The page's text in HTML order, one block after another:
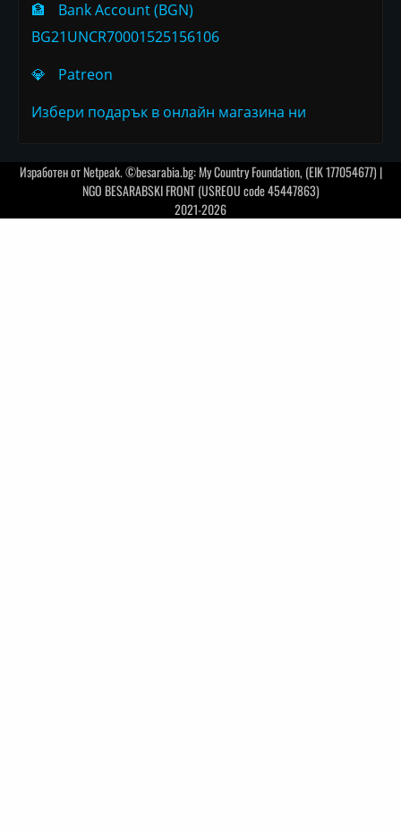
🏦
Bank Account (BGN)
BG21UNCR70001525156106
💎
Patreon
Избери подарък в онлайн магазина ни
Изработен отNetpeak. ©besarabia.bg: My Country Foundation, (EIK 177054677) |
NGO BESARABSKI FRONT (USREOU code 45447863)
2021-2026